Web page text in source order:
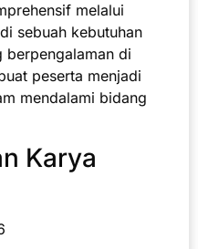
melalui
sebuah kebutuhan
di
peserta menjadi
mendalami bidang
Karya